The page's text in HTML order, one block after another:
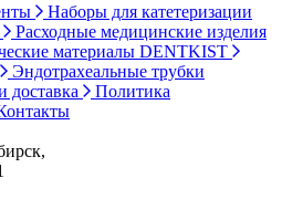
Наборы для катетеризации
Расходные медицинские изделия
материалы DENTKIST
Эндотрахеальные трубки
доставка
Политика